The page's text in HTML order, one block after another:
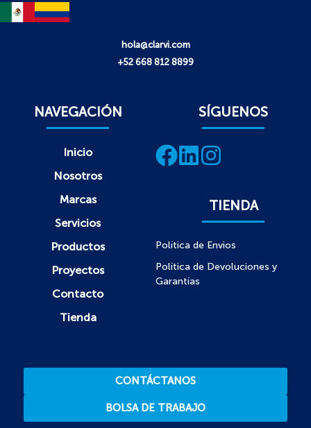
hola@clarvi.com
+52 668 812 8899
NAVEGACIÓN
Inicio
Nosotros
Marcas
Servicios
Productos
Proyectos
Contacto
Tienda
SÍGUENOS
TIENDA
Política de Envios
Política de Devoluciones y
Garantías
CONTÁCTANOS
BOLSA DE TRABAJO